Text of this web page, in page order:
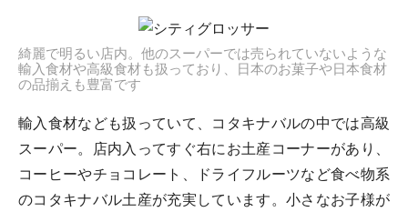
綺麗で明るい店内。他のスーパーでは売られていないような
輸入食材や高級食材も扱っており、日本のお菓子や日本食材
の品揃えも豊富です
輸入食材なども扱っていて、コタキナバルの中では高級
スーパー。店内入ってすぐ右にお土産コーナーがあり、
コーヒーやチョコレート、ドライフルーツなど食べ物系
のコタキナバル土産が充実しています。小さなお子様が